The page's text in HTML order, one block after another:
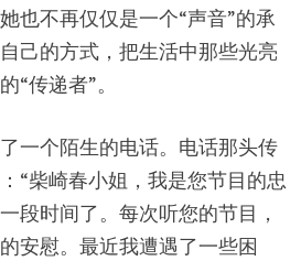
也不再仅仅是一个“声音”的承
己的方式，把生活中那些光亮
“传递者”。
一个陌生的电话。电话那头传
“柴崎春小姐，我是您节目的忠
段时间了。每次听您的节目，
安慰。最近我遭遇了一些困